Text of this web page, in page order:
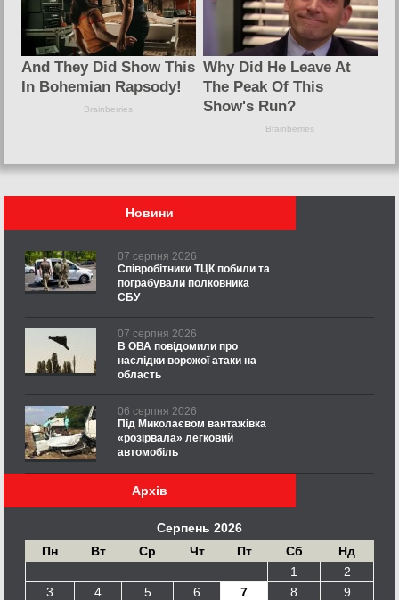
Новини
07 серпня 2026
Співробітники ТЦК побили та
пограбували полковника
СБУ
07 серпня 2026
В ОВА повідомили про
наслідки ворожої атаки на
область
06 серпня 2026
Під Миколаєвом вантажівка
«розірвала» легковий
автомобіль
Архів
Серпень 2026
Пн
Вт Ср Чт Пт Сб
Нд
1
2
3
4 5 6 7 8
9